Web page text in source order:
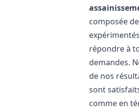
composée
répondre à
demandes.
de nos
sont
comme en